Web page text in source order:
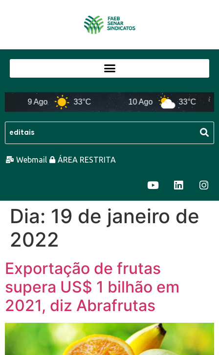
9 Ago 33°C 10 Ago 33°C
Webmail ÁREA RESTRITA
Dia: 19 de janeiro de
2022
Exportação de frutas
supera US$ 1 bilhão em
2021, diz Abrafrutas